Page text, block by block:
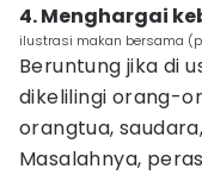
4. Menghargai
ilustrasi makan bersama
Beruntung jika di
dikelilingi orang-
orangtua,
Masalahnya,